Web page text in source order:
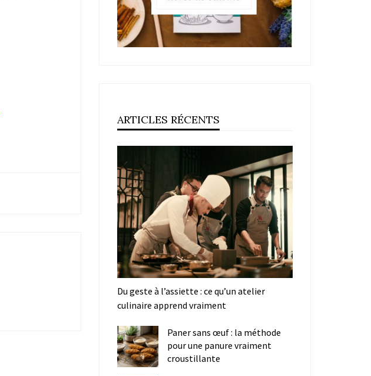
ARTICLES RÉCENTS
Du geste à l’assiette : ce qu’un atelier
culinaire apprend vraiment
Paner sans œuf : la méthode
pour une panure vraiment
croustillante